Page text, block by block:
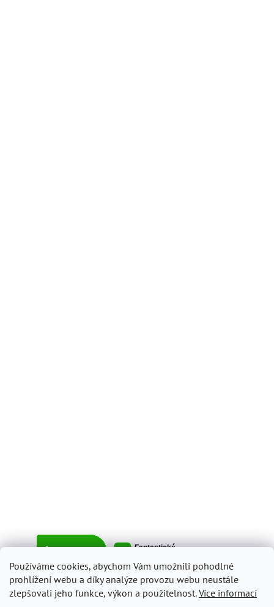
Používáme cookies, abychom Vám umožnili pohodlné
prohlížení webu a díky analýze provozu webu neustále
zlepšovali jeho funkce, výkon a použitelnost.Více informací